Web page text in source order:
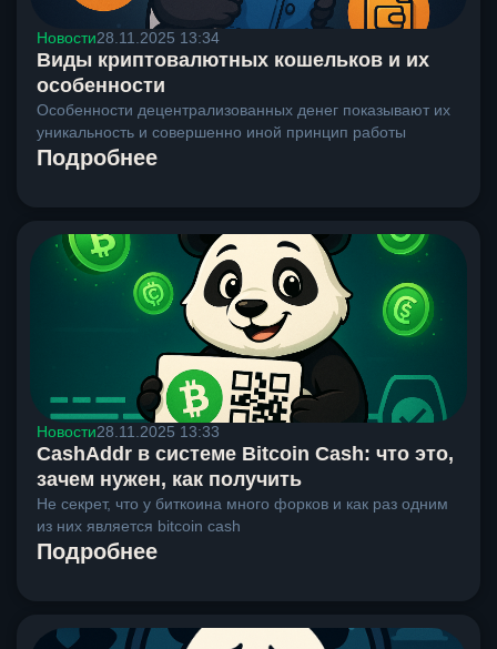
Новости28.11.2025 13:34
Виды криптовалютных кошельков и их
особенности
Особенности децентрализованных денег показывают их
уникальность и совершенно иной принцип работы
Подробнее
Новости28.11.2025 13:33
CashAddr в системе Bitcoin Cash: что это,
зачем нужен, как получить
Не секрет, что у биткоина много форков и как раз одним
из них является bitcoin cash
Подробнее